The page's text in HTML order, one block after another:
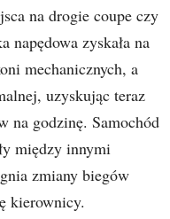
na drogie coupe czy
napędowa zyskała na
mechanicznych, a
uzyskując teraz
na godzinę. Samochód
między innymi
zmiany biegów
kierownicy.